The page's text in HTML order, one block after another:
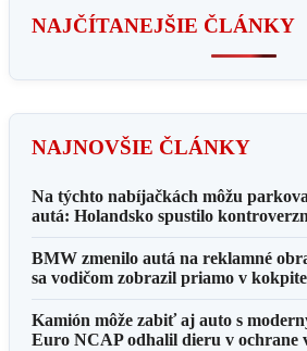
NAJČÍTANEJŠIE ČLÁNKY
NAJNOVŠIE ČLÁNKY
Na týchto nabíjačkách môžu
autá: Holandsko spustilo
BMW zmenilo autá na reklamné
sa vodičom zobrazil priamo v kokpite
Kamión môže zabiť aj auto s
Euro NCAP odhalil dieru v ochrane